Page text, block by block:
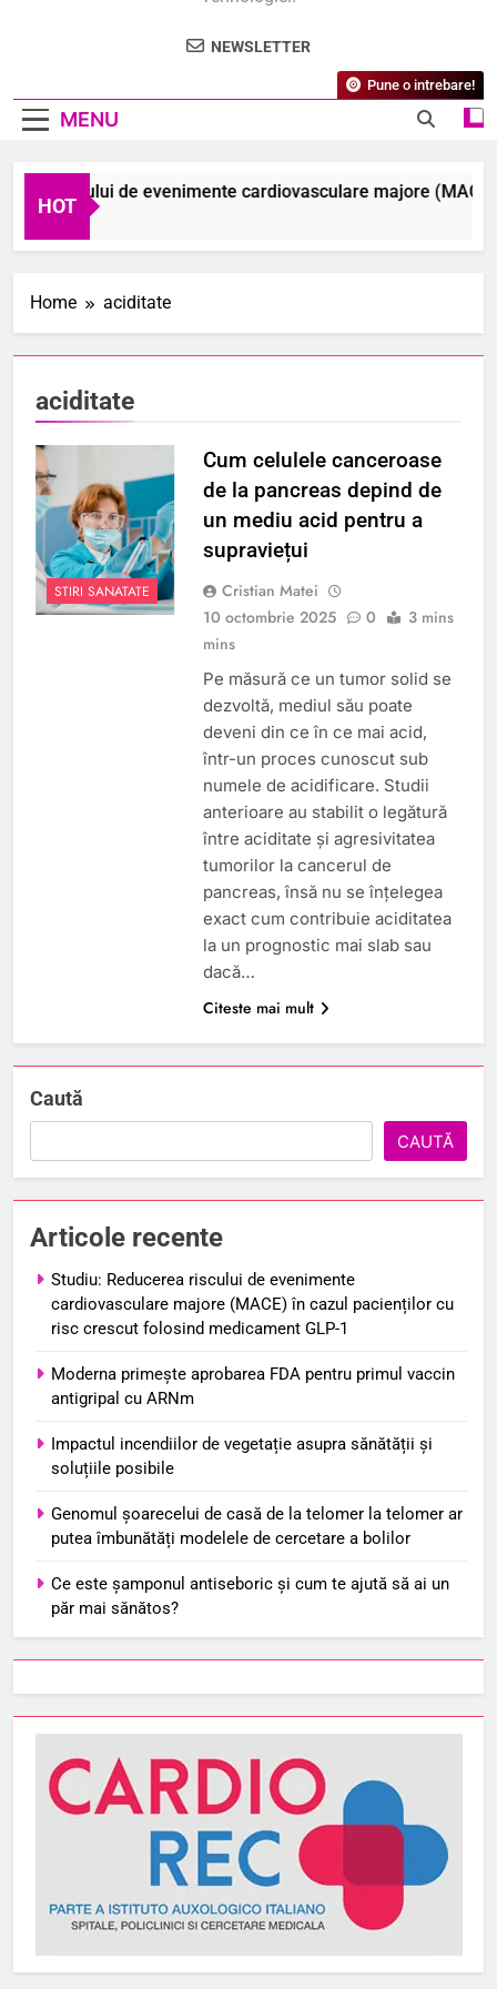
NEWSLETTER
MENU
Pune o intrebare!
HOT
riscului de evenimente cardiovasculare majore (MACE)
Home aciditate
aciditate
STIRI SANATATE
Cum celulele canceroase
de la pancreas depind de
un mediu acid pentru a
supraviețui
Cristian Matei
10 octombrie 2025
0
3 mins
mins
Pe măsură ce un tumor solid se
dezvoltă, mediul său poate
deveni din ce în ce mai acid,
într-un proces cunoscut sub
numele de acidificare. Studii
anterioare au stabilit o legătură
între aciditate și agresivitatea
tumorilor la cancerul de
pancreas, însă nu se înțelegea
exact cum contribuie aciditatea
la un prognostic mai slab sau
dacă…
Citeste mai mult
Caută
CAUTĂ
Articole recente
Studiu: Reducerea riscului de evenimente
cardiovasculare majore (MACE) în cazul pacienților cu
risc crescut folosind medicament GLP-1
Moderna primește aprobarea FDA pentru primul vaccin
antigripal cu ARNm
Impactul incendiilor de vegetație asupra sănătății și
soluțiile posibile
Genomul șoarecelui de casă de la telomer la telomer ar
putea îmbunătăți modelele de cercetare a bolilor
Ce este șamponul antiseboric și cum te ajută să ai un
păr mai sănătos?